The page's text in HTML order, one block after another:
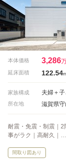
本体価格 3,286
延床面積 122.54
家族構成 夫婦＋
所在地 滋賀県
耐震・免震・制震｜
事がラク｜高耐久｜…
間取り図あり